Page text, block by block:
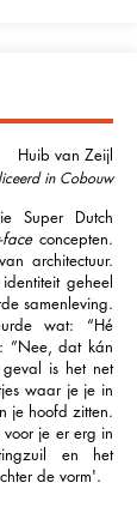
Huib van Zeijl
in Cobouw
Dutch
faceconcepten.
architectuur.
geheel
samenleving.
wat: “Hé
”Nee, dat kán
is het net
waar je je in
je hoofd zitten.
voor je er erg in
en het
de vorm'.